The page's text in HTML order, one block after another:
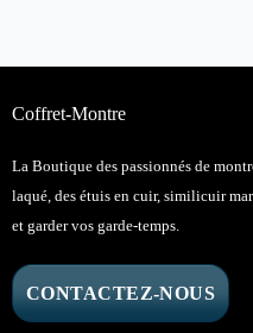
Coffret-Montre
La Boutique des passionnés de
laqué, des étuis en cuir, similicuir
et garder vos garde-temps.
CONTACTEZ-NOUS